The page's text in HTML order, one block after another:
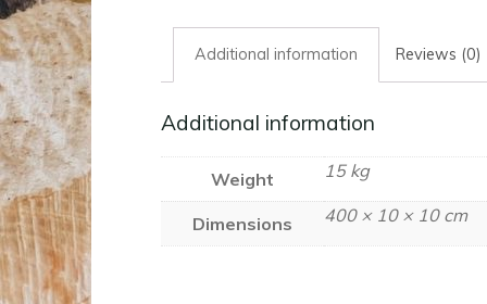
Additional information Reviews (0)
Additional information
Weight 15 kg
Dimensions 400 × 10 × 10 cm